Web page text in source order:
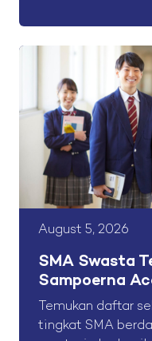
August 5, 2026
SMA Swasta
Sampoerna
Temukan daftar
tingkat SMA